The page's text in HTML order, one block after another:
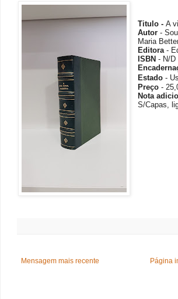
Titulo -A
Autor -
Maria
Editora-
ISBN - N/D
Estado -
Preço -
Nota
S/Capas,
Mensagem mais recente Página